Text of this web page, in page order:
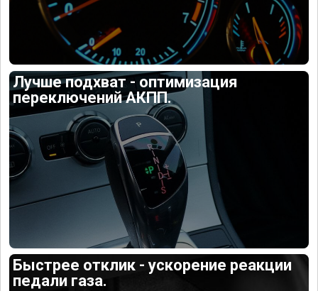
Лучше подхват - оптимизация
переключений АКПП.
Быстрее отклик - ускорение реакции
педали газа.